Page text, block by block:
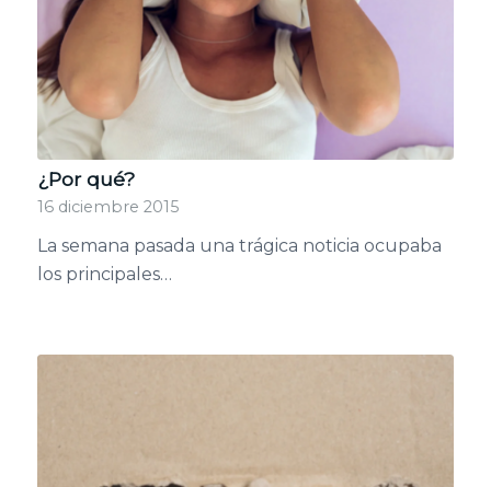
¿Por qué?
16 diciembre 2015
La semana pasada una trágica noticia ocupaba
los principales…